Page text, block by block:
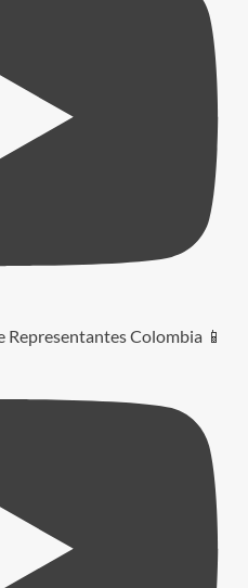
Colombia 📱